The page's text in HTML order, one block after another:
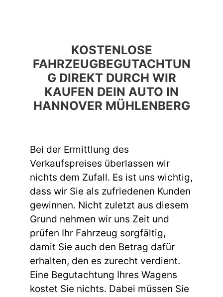
KOSTENLOSE
FAHRZEUGBEGUTACHTUN
G DIREKT DURCH WIR
KAUFEN DEIN AUTO IN
HANNOVER MÜHLENBERG
Bei der Ermittlung des
Verkaufspreises überlassen wir
nichts dem Zufall. Es ist uns wichtig,
dass wir Sie als zufriedenen Kunden
gewinnen. Nicht zuletzt aus diesem
Grund nehmen wir uns Zeit und
prüfen Ihr Fahrzeug sorgfältig,
damit Sie auch den Betrag dafür
erhalten, den es zurecht verdient.
Eine Begutachtung Ihres Wagens
kostet Sie nichts. Dabei müssen Sie